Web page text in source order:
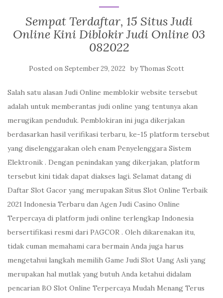
Sempat Terdaftar, 15 Situs Judi
Online Kini Diblokir Judi Online 03
082022
Posted on September 29, 2022 byThomas Scott
Salah satu alasan Judi Online memblokir website tersebut
adalah untuk memberantas judi online yang tentunya akan
merugikan penduduk. Pemblokiran ini juga dikerjakan
berdasarkan hasil verifikasi terbaru, ke-15 platform tersebut
yang diselenggarakan oleh enam Penyelenggara Sistem
Elektronik . Dengan penindakan yang dikerjakan, platform
tersebut kini tidak dapat diakses lagi. Selamat datang di
Daftar Slot Gacor yang merupakan Situs Slot Online Terbaik
2021 Indonesia Terbaru dan Agen Judi Casino Online
Terpercaya di platform judi online terlengkap Indonesia
bersertifikasi resmi dari PAGCOR . Oleh dikarenakan itu,
tidak cuman memahami cara bermain Anda juga harus
mengetahui langkah memilih Game Judi Slot Uang Asli yang
merupakan hal mutlak yang butuh Anda ketahui didalam
pencarian BO Slot Online Terpercaya Mudah Menang Terus